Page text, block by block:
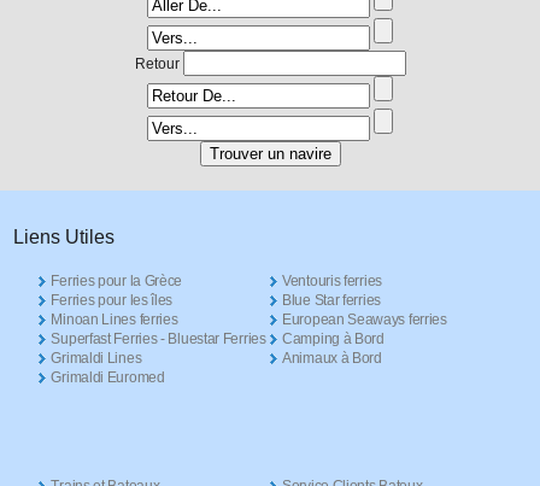
Retour
Liens Utiles
Ferries pour la Grèce
Ferries pour les îles
Minoan Lines ferries
Superfast Ferries - Bluestar Ferries
Grimaldi Lines
Grimaldi Euromed
Ventouris ferries
Blue Star ferries
European Seaways ferries
Camping à Bord
Animaux à Bord